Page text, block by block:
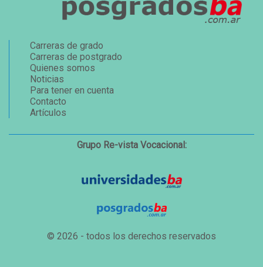
Carreras de grado
Carreras de postgrado
Quienes somos
Noticias
Para tener en cuenta
Contacto
Artículos
Grupo Re-vista Vocacional:
© 2026 - todos los derechos reservados